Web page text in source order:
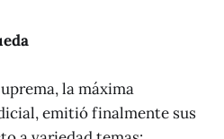
la máxima
emitió finalmente sus